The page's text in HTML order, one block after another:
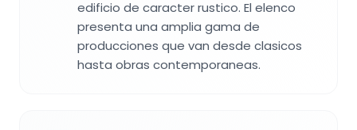
edificio de caracter rustico. El elenco
presenta una amplia gama de
producciones que van desde clasicos
hasta obras contemporaneas.